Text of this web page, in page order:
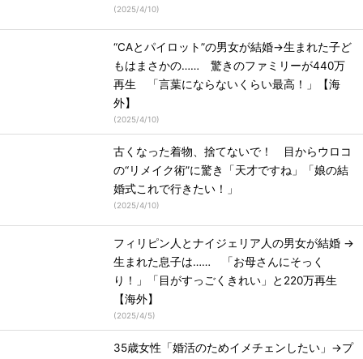
(2025/4/10)
“CAとパイロット”の男女が結婚→生まれた子ど
もはまさかの…… 驚きのファミリーが440万
再生 「言葉にならないくらい最高！」【海
外】
(2025/4/10)
古くなった着物、捨てないで！ 目からウロコ
の“リメイク術”に驚き「天才ですね」「娘の結
婚式これで行きたい！」
(2025/4/10)
フィリピン人とナイジェリア人の男女が結婚 →
生まれた息子は…… 「お母さんにそっく
り！」「目がすっごくきれい」と220万再生
【海外】
(2025/4/5)
35歳女性「婚活のためイメチェンしたい」→プ